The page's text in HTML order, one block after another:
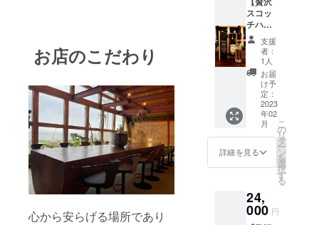
お店のこだわり
心から安らげる場所であり
ゴ・バ
ナー受
取方法:
メール
にて案
内をお
送りい
たしま
すので
返信の
形で
PDF
ファイ
ルとし
い。
は出ま
せんの
でご了
承くだ
さい。
※画像は
イメー
ジで
す。
スコッ
チハイ
ボール3
種飲み
比べ】
高級な
スコッ
チウィ
スキー
を使用
してハ
イボー
ルで飲
むのは
勿体な
ものを
お楽し
みいた
支援
者：
1人
お届
け予
定：
2023
年02
月
詳細を見る
こ
の
リ
タ
ー
ン
を
選
択
す
る
24,
000 円